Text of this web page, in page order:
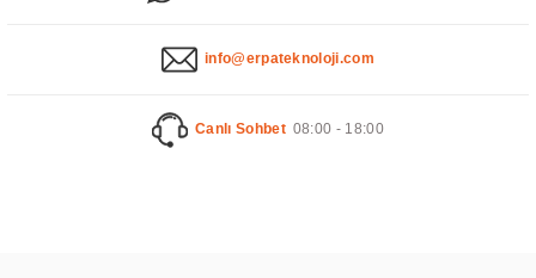
info@erpateknoloji.com
Canlı Sohbet 08:00 - 18:00